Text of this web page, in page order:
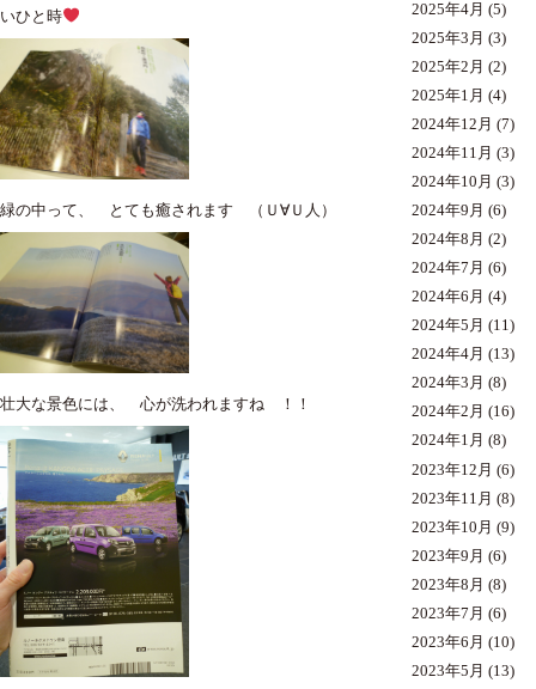
いひと時
緑の中って、 とても癒されます （Ｕ∀Ｕ人）
壮大な景色には、 心が洗われますね ！！
2025年4月 (5)
2025年3月 (3)
2025年2月 (2)
2025年1月 (4)
2024年12月 (7)
2024年11月 (3)
2024年10月 (3)
2024年9月 (6)
2024年8月 (2)
2024年7月 (6)
2024年6月 (4)
2024年5月 (11)
2024年4月 (13)
2024年3月 (8)
2024年2月 (16)
2024年1月 (8)
2023年12月 (6)
2023年11月 (8)
2023年10月 (9)
2023年9月 (6)
2023年8月 (8)
2023年7月 (6)
2023年6月 (10)
2023年5月 (13)